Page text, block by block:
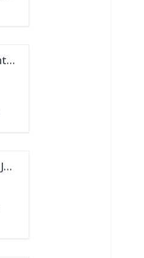
Máster Gestión Integrada, Calidad, Seguridad y Salud en Trabajo, Medio Ambiente y Responsabilidad Corporativa - Julio 2021
Máster en Inspección de Buques, Nuevas Construcciones y Buques en Servicio - Julio 2021